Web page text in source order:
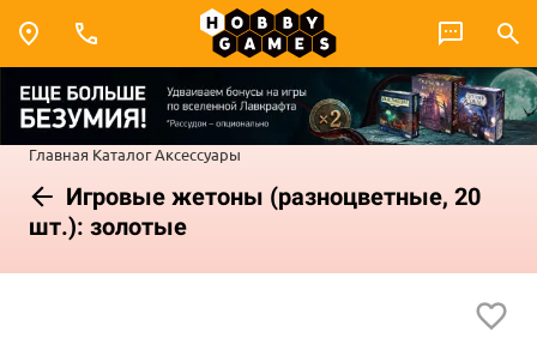
Главная КаталогАксессуары
Игровые жетоны (разноцветные, 20
шт.): золотые